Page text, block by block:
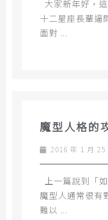
大家新年好，
十二星座長輩逼
面對 ...
魔型人格的
2016 年 1 月 25
上一篇說到「
魔型人通常很有
難以 ...